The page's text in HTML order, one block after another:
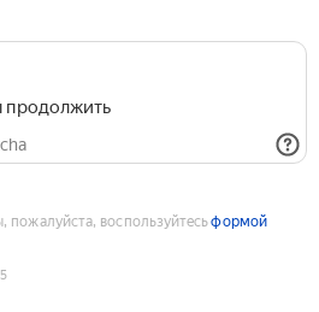
пожалуйста, воспользуйтесьформой